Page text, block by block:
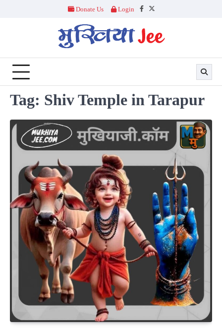
Donate Us Login
Facebook
Twitter
Tag: Shiv Temple in Tarapur